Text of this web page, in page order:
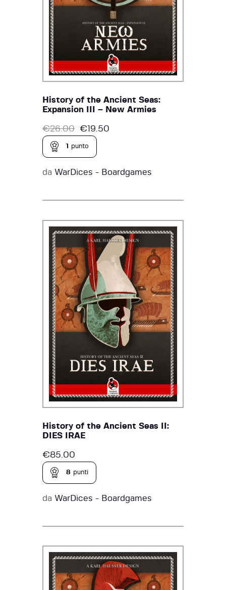
History of the Ancient Seas:
Expansion III – New Armies
€26.00 €19.50
punto
da WarDices - Boardgames
History of the Ancient Seas II:
DIES IRAE
€85.00
8 punti
da WarDices - Boardgames